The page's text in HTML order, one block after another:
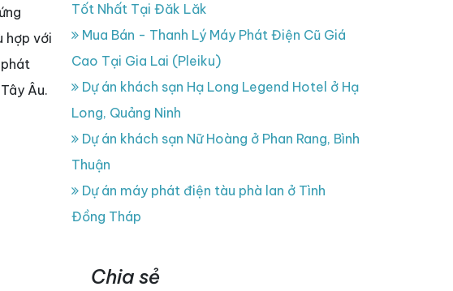
hợp với
Âu.
Tốt Nhất Tại Đăk Lăk
Mua Bán - Thanh Lý Máy Phát Điện Cũ Giá
Cao Tại Gia Lai (Pleiku)
Dự án khách sạn Hạ Long Legend Hotel ở Hạ
Long, Quảng Ninh
Dự án khách sạn Nữ Hoàng ở Phan Rang, Bình
Thuận
Dự án máy phát điện tàu phà lan ở Tình
Đồng Tháp
Chia sẻ